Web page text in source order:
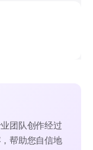
团队创作经过
帮助您自信地